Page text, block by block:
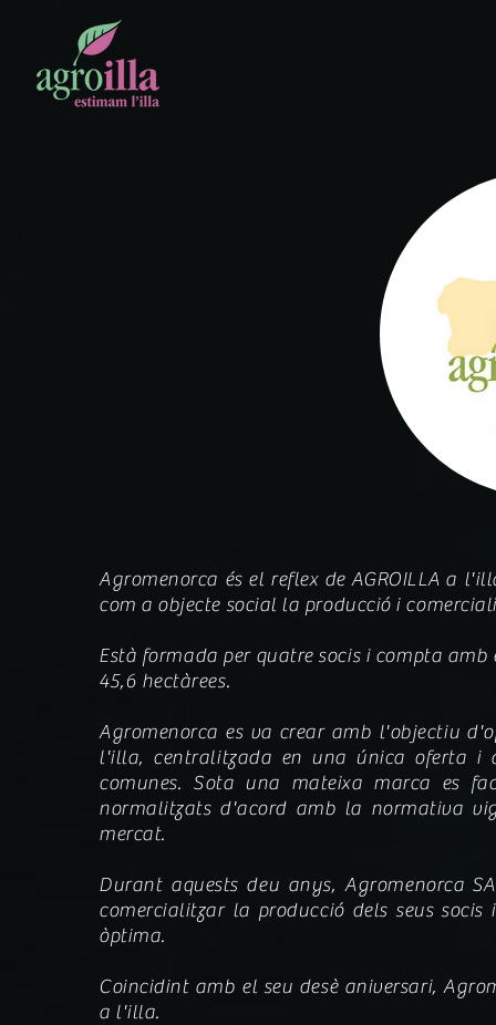
Agromenorca és el reflex de AGROILLA a
com a objecte social la producció i
Està formada per quatre socis i compta
45,6 hectàrees.
Agromenorca es va crear amb l'objectiu
l'illa, centralitzada en una única oferta i
comunes. Sota una mateixa marca es
normalitzats d'acord amb la normativa
mercat.
Durant aquests deu anys, Agromenorca
comercialitzar la producció dels seus
òptima.
Coincidint amb el seu desè aniversari,
a l'illa.